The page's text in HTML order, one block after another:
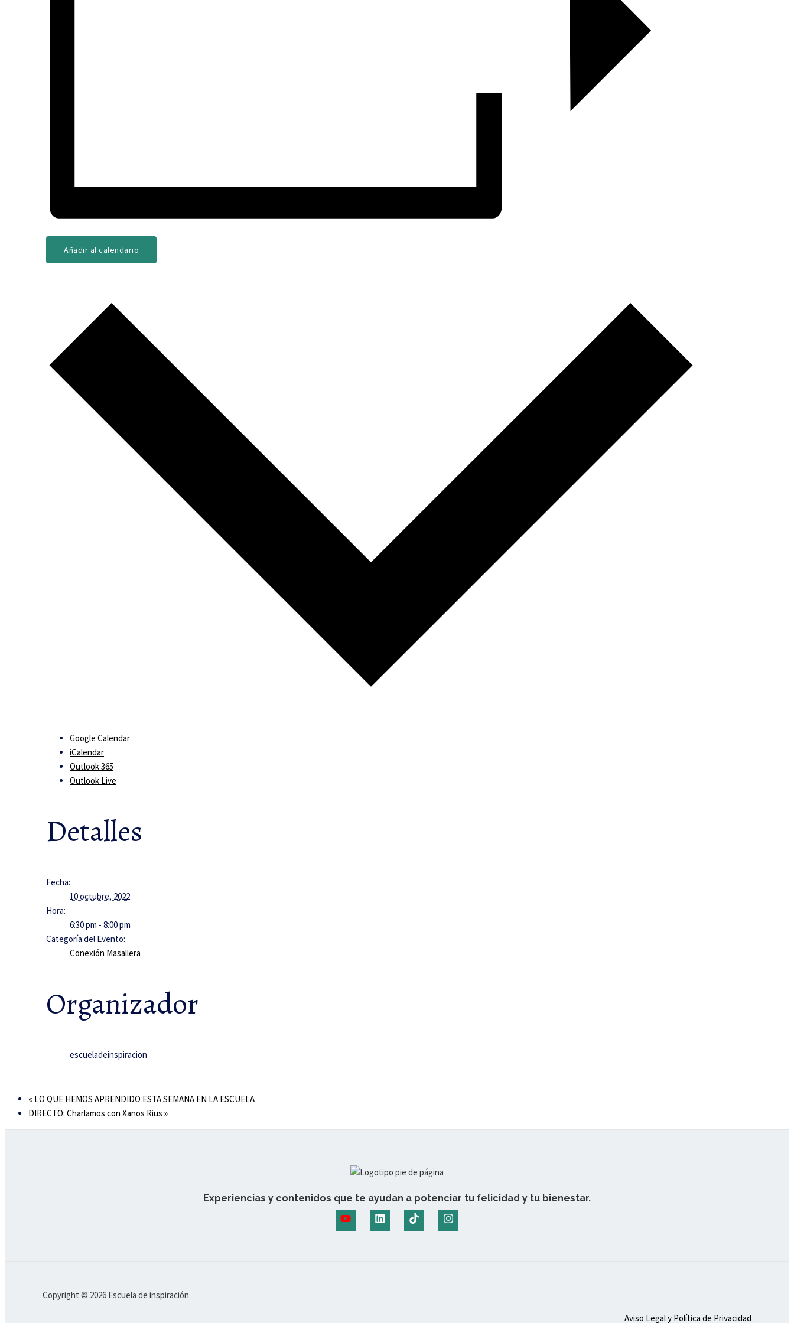
Añadir al calendario
Google Calendar
iCalendar
Outlook 365
Outlook Live
Detalles
Fecha:
10 octubre, 2022
Hora:
6:30 pm - 8:00 pm
Categoría del Evento:
Conexión Masallera
Organizador
escueladeinspiracion
« LO QUE HEMOS APRENDIDO ESTA SEMANA EN LA ESCUELA
DIRECTO: Charlamos con Xanos Rius »
Experiencias y contenidos que te ayudan a potenciar tu felicidad y tu bienestar.
Copyright © 2026 Escuela de inspiración
Aviso Legal y Política de Privacidad